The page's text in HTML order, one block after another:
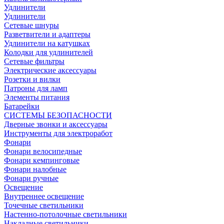
Удлинители
Удлинители
Сетевые шнуры
Разветвители и адаптеры
Удлинители на катушках
Колодки для удлинителей
Сетевые фильтры
Электрические аксессуары
Розетки и вилки
Патроны для ламп
Элементы питания
Батарейки
СИСТЕМЫ БЕЗОПАСНОСТИ
Дверные звонки и аксессуары
Инструменты для электроработ
Фонари
Фонари велосипедные
Фонари кемпинговые
Фонари налобные
Фонари ручные
Освещение
Внутреннее освещение
Точечные светильники
Настенно-потолочные светильники